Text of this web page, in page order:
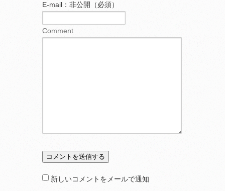
E-mail：非公開（必須）
Comment
新しいコメントをメールで通知